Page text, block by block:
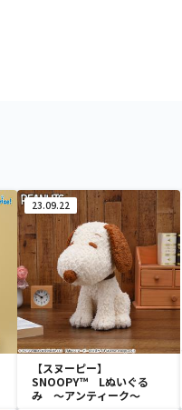
23.09.22
【スヌーピー】
SNOOPY™ Lぬいぐる
み ～アンティーク～